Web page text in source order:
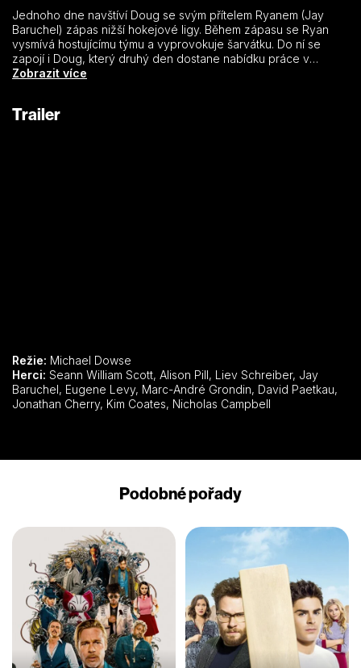
Jednoho dne navštíví Doug se svým přítelem Ryanem (Jay
Baruchel) zápas nižší hokejové ligy. Během zápasu se Ryan
vysmívá hostujícímu týmu a vyprovokuje šarvátku. Do ní se
zapojí i Doug, který druhý den dostane nabídku práce v
hokejovém týmu jako ochránce ostatních hráčů. Hlavní hrdina
Zobrazit více
Trailer
Režie: Michael Dowse
Herci:
Baruchel, Eugene Levy, Marc-André Grondin, David Paetkau,
Jonathan Cherry, Kim Coates, Nicholas Campbell
Podobné pořady